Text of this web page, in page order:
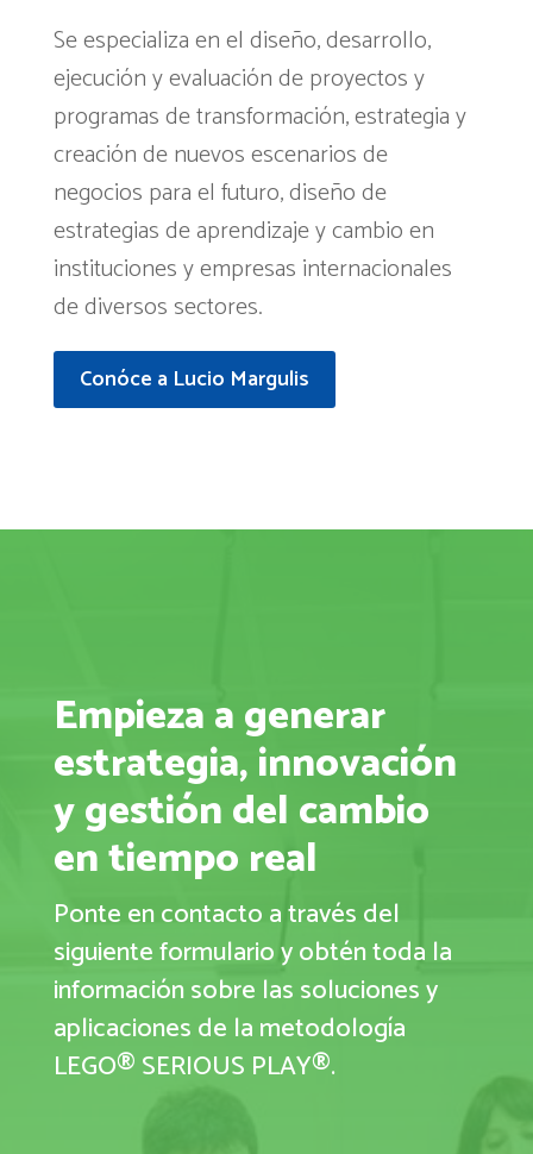
Se especializa en el diseño, desarrollo,
ejecución y evaluación de proyectos y
programas de transformación, estrategia y
creación de nuevos escenarios de
negocios para el futuro, diseño de
estrategias de aprendizaje y cambio en
instituciones y empresas internacionales
de diversos sectores.
Conóce a Lucio Margulis
Empieza a generar
estrategia, innovación
y gestión del cambio
en tiempo real
Ponte en contacto a través del
siguiente formulario y obtén toda la
información sobre las soluciones y
aplicaciones de la metodología
LEGO® SERIOUS PLAY®.